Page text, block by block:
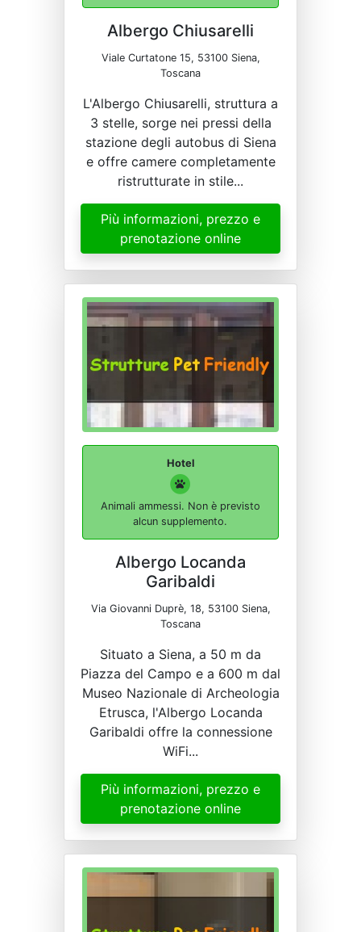
Albergo Chiusarelli
Viale Curtatone 15, 53100 Siena,
Toscana
L'Albergo Chiusarelli, struttura a
3 stelle, sorge nei pressi della
stazione degli autobus di Siena
e offre camere completamente
ristrutturate in stile...
Più informazioni, prezzo e
prenotazione online
Hotel
Animali ammessi. Non è previsto
alcun supplemento.
Albergo Locanda
Garibaldi
Via Giovanni Duprè, 18, 53100 Siena,
Toscana
Situato a Siena, a 50 m da
Piazza del Campo e a 600 m dal
Museo Nazionale di Archeologia
Etrusca, l'Albergo Locanda
Garibaldi offre la connessione
WiFi...
Più informazioni, prezzo e
prenotazione online